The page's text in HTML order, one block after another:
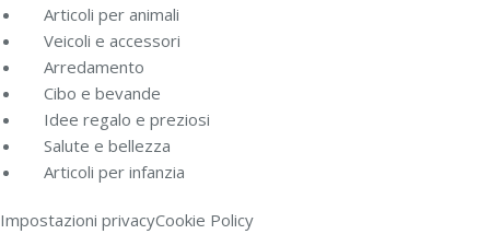
Articoli per animali
Veicoli e accessori
Arredamento
Cibo e bevande
Idee regalo e preziosi
Salute e bellezza
Articoli per infanzia
Impostazioni privacyCookie Policy